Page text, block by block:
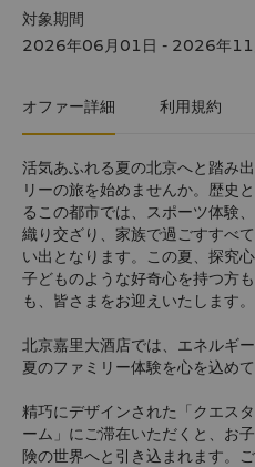
対象期間
2026年06月01日 - 2026年11
オファー詳細 利用規約
活気あふれる夏の北京へと踏み
リーの旅を始めませんか。歴史
るこの都市では、スポーツ体験
織り交ざり、家族で過ごすすべ
い出となります。この夏、探
子どものような好奇心を持つ方
も、皆さまをお迎えいたします。
北京嘉里大酒店では、エネルギ
夏のファミリー体験を心を込め
精巧にデザインされた「クエス
ーム」にご滞在いただくと、お
険の世界へと引き込まれます。